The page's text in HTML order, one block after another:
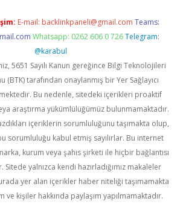
E-mail: backlinkpaneli@gmail.com Teams:
Whatsapp: 0262 606 0 726 Telegram:
@karabul
5651 Sayılı Kanun gereğince Bilgi Teknolojileri
(BTK) tarafından onaylanmış bir Yer Sağlayıcı
Bu nedenle, sitedeki içerikleri proaktif
araştırma yükümlülüğümüz bulunmamaktadır.
içeriklerin sorumluluğunu taşımakta olup,
sorumluluğu kabul etmiş sayılırlar. Bu internet
kurum veya şahıs şirketi ile hiçbir bağlantısı
yalnızca kendi hazırladığımız makaleler
yer alan içerikler haber niteliği taşımamakta
ve kişiler hakkında paylaşım yapılmamaktadır.